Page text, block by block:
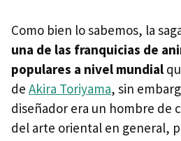
Como bien lo sabemos, la
una de las franquicias de
populares a nivel mundial
de Akira Toriyama, sin
diseñador era un hombre de
del arte oriental en general,